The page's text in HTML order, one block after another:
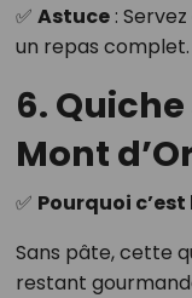
✅ Astuce:
un repas complet.
6.
Mont
✅ Pourquoi c’est
Sans pâte, cette
restant